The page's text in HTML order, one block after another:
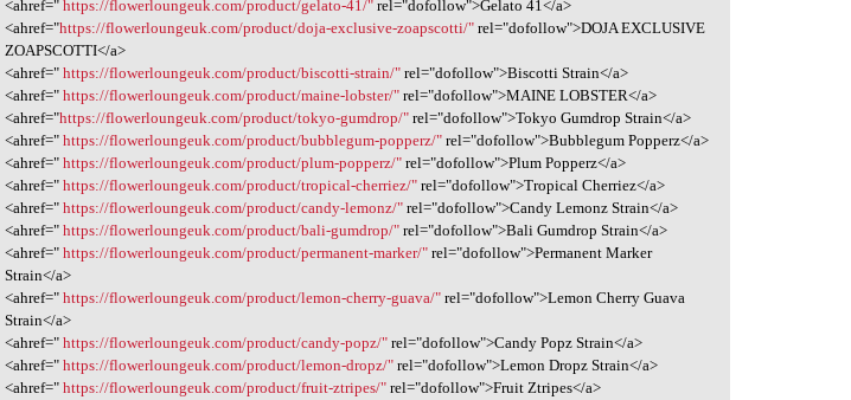
<ahref="https://flowerloungeuk.com/product/gelato-41/" rel="dofollow">Gelato 41</a>
<ahref="https://flowerloungeuk.com/product/doja-exclusive-zoapscotti/" rel="dofollow">DOJA EXCLUSIVE
ZOAPSCOTTI</a>
<ahref="https://flowerloungeuk.com/product/biscotti-strain/" rel="dofollow">Biscotti Strain</a>
<ahref="https://flowerloungeuk.com/product/maine-lobster/" rel="dofollow">MAINE LOBSTER</a>
<ahref="https://flowerloungeuk.com/product/tokyo-gumdrop/" rel="dofollow">Tokyo Gumdrop Strain</a>
<ahref="https://flowerloungeuk.com/product/bubblegum-popperz/" rel="dofollow">Bubblegum Popperz</a>
<ahref="https://flowerloungeuk.com/product/plum-popperz/" rel="dofollow">Plum Popperz</a>
<ahref="https://flowerloungeuk.com/product/tropical-cherriez/" rel="dofollow">Tropical Cherriez</a>
<ahref="https://flowerloungeuk.com/product/candy-lemonz/" rel="dofollow">Candy Lemonz Strain</a>
<ahref="https://flowerloungeuk.com/product/bali-gumdrop/" rel="dofollow">Bali Gumdrop Strain</a>
<ahref="https://flowerloungeuk.com/product/permanent-marker/" rel="dofollow">Permanent Marker
Strain</a>
<ahref="https://flowerloungeuk.com/product/lemon-cherry-guava/" rel="dofollow">Lemon Cherry Guava
Strain</a>
<ahref="https://flowerloungeuk.com/product/candy-popz/" rel="dofollow">Candy Popz Strain</a>
<ahref="https://flowerloungeuk.com/product/lemon-dropz/" rel="dofollow">Lemon Dropz Strain</a>
<ahref="https://flowerloungeuk.com/product/fruit-ztripes/" rel="dofollow">Fruit Ztripes</a>